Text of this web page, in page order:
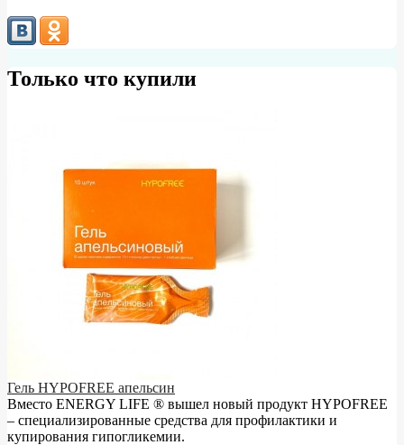
Только что купили
Гель HYPOFREE апельсин
Вместо ENERGY LIFE ® вышел новый продукт HYPOFREE
– cпециализированные средства для профилактики и
купирования гипогликемии.